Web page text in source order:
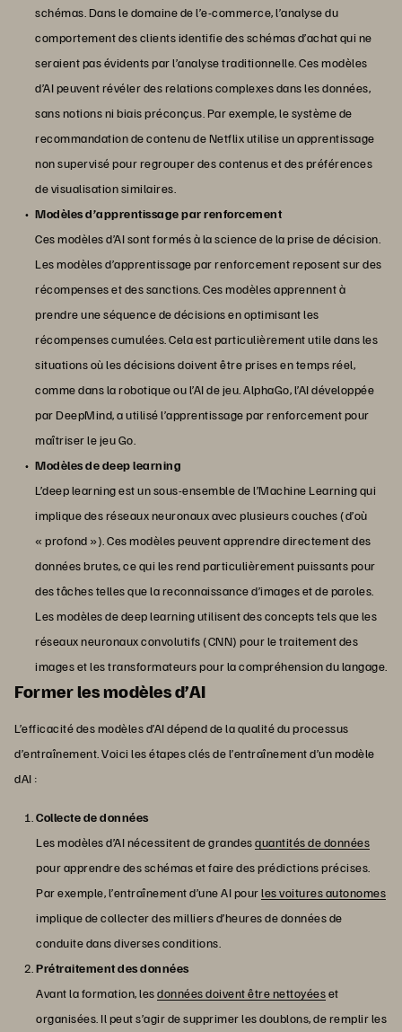
schémas. Dans le domaine de l’e-commerce, l’analyse du
comportement des clients identifie des schémas d’achat qui ne
seraient pas évidents par l’analyse traditionnelle. Ces modèles
d’AI peuvent révéler des relations complexes dans les données,
sans notions ni biais préconçus. Par exemple, le système de
recommandation de contenu de Netflix utilise un apprentissage
non supervisé pour regrouper des contenus et des préférences
de visualisation similaires.
Modèles d’apprentissage par renforcement
Ces modèles d’AI sont formés à la science de la prise de décision.
Les modèles d’apprentissage par renforcement reposent sur des
récompenses et des sanctions. Ces modèles apprennent à
prendre une séquence de décisions en optimisant les
récompenses cumulées. Cela est particulièrement utile dans les
situations où les décisions doivent être prises en temps réel,
comme dans la robotique ou l’AI de jeu. AlphaGo, l’AI développée
par DeepMind, a utilisé l’apprentissage par renforcement pour
maîtriser le jeu Go.
Modèles de deep learning
L’deep learning est un sous-ensemble de l’Machine Learning qui
implique des réseaux neuronaux avec plusieurs couches (d’où
« profond »). Ces modèles peuvent apprendre directement des
données brutes, ce qui les rend particulièrement puissants pour
des tâches telles que la reconnaissance d’images et de paroles.
Les modèles de deep learning utilisent des concepts tels que les
réseaux neuronaux convolutifs (CNN) pour le traitement des
images et les transformateurs pour la compréhension du langage.
Former les modèles d’AI
L’efficacité des modèles d’AI dépend de la qualité du processus
d’entraînement. Voici les étapes clés de l’entraînement d’un modèle
dAI :
Collecte de données
Les modèles d’AI nécessitent de grandesquantités de données
pour apprendre des schémas et faire des prédictions précises.
Par exemple, l’entraînement d’une AI pourles voitures autonomes
implique de collecter des milliers d’heures de données de
conduite dans diverses conditions.
Prétraitement des données
Avant la formation, lesdonnées doivent être nettoyéeset
organisées. Il peut s’agir de supprimer les doublons, de remplir les